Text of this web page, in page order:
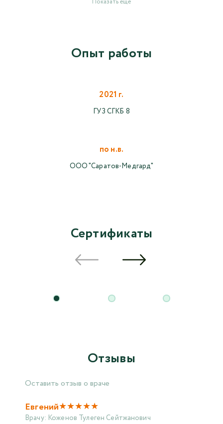
Показать еще
Опыт работы
2021 г.
ГУЗ СГКБ 8
по н.в.
ООО "Саратов-Медгард"
Сертификаты
Отзывы
Оставить отзыв о враче
Евгений★★★★★
Врачу: Коженов Тулеген Сейтжанович